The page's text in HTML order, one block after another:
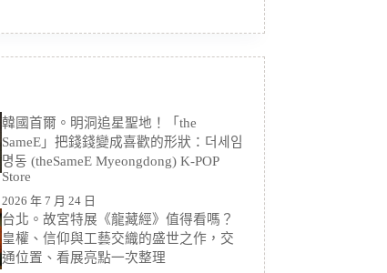
韓國首爾。明洞追星聖地！「the
SameE」把錢錢變成喜歡的形狀：더세임
명동 (theSameE Myeongdong) K-POP
Store
2026 年 7 月 24 日
台北。故宮特展《龍藏經》值得看嗎？
皇權、信仰與工藝交織的盛世之作，交
通位置、看展亮點一次整理